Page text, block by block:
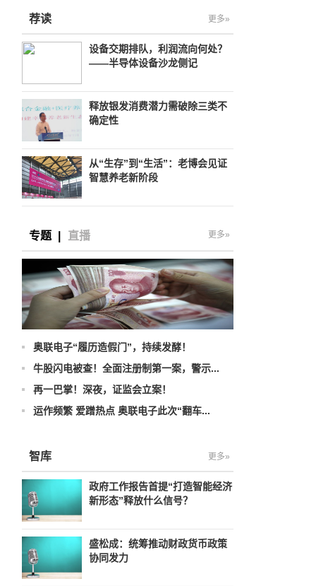
荐读 更多»
设备交期排队，利润流向何处？
——半导体设备沙龙侧记
释放银发消费潜力需破除三类不
确定性
从“生存”到“生活”：老博会见证
智慧养老新阶段
专题 直播 更多»
奥联电子“履历造假门”，持续发酵！
牛股闪电被查！全面注册制第一案，警示...
再一巴掌！深夜，证监会立案！
运作频繁 爱蹭热点 奥联电子此次“翻车...
智库 更多»
政府工作报告首提“打造智能经济
新形态”释放什么信号？
盛松成：统筹推动财政货币政策
协同发力